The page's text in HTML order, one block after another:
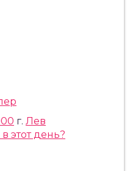
г. Лев
этот день?